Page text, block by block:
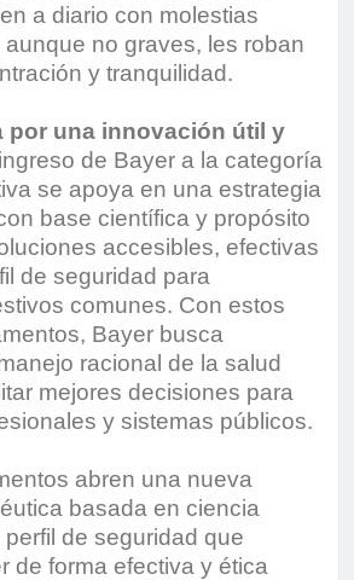
a diario con molestias
no graves, les roban
y tranquilidad.
por una innovación útil y
de Bayer a la categoría
se apoya en una estrategia
base científica y propósito
accesibles, efectivas
de seguridad para
comunes. Con estos
Bayer busca
racional de la salud
mejores decisiones para
y sistemas públicos.
abren una nueva
basada en ciencia
de seguridad que
de forma efectiva y ética